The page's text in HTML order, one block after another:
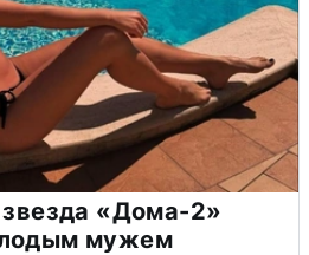
«Дома-2»
мужем